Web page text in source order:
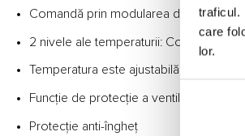
traficul.
care
lor.
Comandă prin modularea duratei
2 nivele ale temperaturii: Confort,
Temperatura este ajustabilă
Funcție de protecție a ventilelor
Protecție anti-îngheț